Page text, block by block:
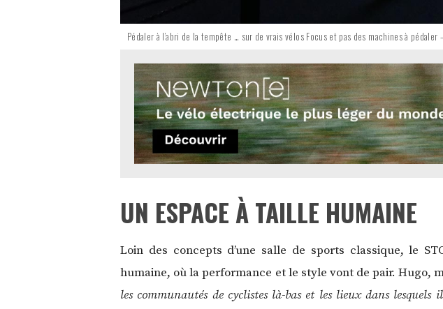
Pédaler à l’abri de la tempête … sur de vrais vélos Focus et pas des machines à
UN ESPACE À TAILLE HUMAINE
Loin des concepts d’une salle de sports classique, le
humaine, où la performance et le style vont de pair. Hugo,
les communautés de cyclistes là-bas et les lieux dans lesquels